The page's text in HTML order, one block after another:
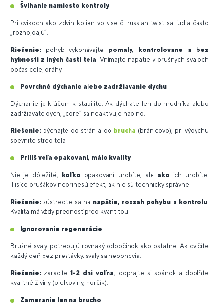
Švihanie namiesto kontroly
Pri cvikoch ako zdvih kolien vo vise či russian twist sa ľudia často
„rozhojdajú“.
Riešenie: pohyb vykonávajte pomaly, kontrolovane a bez
hybnosti z iných častí tela . Vnímajte napätie v brušných svaloch
počas celej dráhy.
Povrchné dýchanie alebo zadržiavanie dychu
Dýchanie je kľúčom k stabilite. Ak dýchate len do hrudníka alebo
zadržiavate dych, „core“ sa neaktivuje naplno.
Riešenie: dýchajte do strán a do brucha (bránicovo), pri výdychu
spevnite stred tela.
Príliš veľa opakovaní, málo kvality
Nie je dôležité, koľko opakovaní urobíte, ale ako ich urobíte.
Tisíce brušákov neprinesú efekt, ak nie sú technicky správne.
Riešenie: sústreďte sa na napätie, rozsah pohybu a kontrolu
Kvalita má vždy prednosť pred kvantitou.
Ignorovanie regenerácie
Brušné svaly potrebujú rovnaký odpočinok ako ostatné. Ak cvičíte
každý deň bez prestávky, svaly sa neobnovia.
Riešenie: zaraďte1-2 dni voľna , doprajte si spánok a doplňte
kvalitné živiny (bielkoviny, horčík).
Zameranie len na brucho